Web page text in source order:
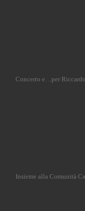
Concerto e…per
Insieme alla Comunità